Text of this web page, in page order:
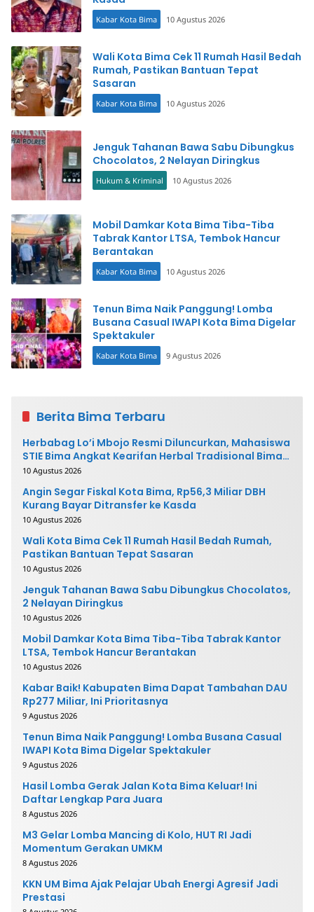
Kabar Kota Bima 10 Agustus 2026
Wali Kota Bima Cek 11 Rumah Hasil Bedah
Rumah, Pastikan Bantuan Tepat
Sasaran
Kabar Kota Bima 10 Agustus 2026
Jenguk Tahanan Bawa Sabu Dibungkus
Chocolatos, 2 Nelayan Diringkus
Hukum & Kriminal 10 Agustus 2026
Mobil Damkar Kota Bima Tiba-Tiba
Tabrak Kantor LTSA, Tembok Hancur
Berantakan
Kabar Kota Bima 10 Agustus 2026
Tenun Bima Naik Panggung! Lomba
Busana Casual IWAPI Kota Bima Digelar
Spektakuler
Kabar Kota Bima 9 Agustus 2026
Berita Bima Terbaru
Herbabag Lo’i Mbojo Resmi Diluncurkan, Mahasiswa
STIE Bima Angkat Kearifan Herbal Tradisional Bima
ke Pasar Modern
10 Agustus 2026
Angin Segar Fiskal Kota Bima, Rp56,3 Miliar DBH
Kurang Bayar Ditransfer ke Kasda
10 Agustus 2026
Wali Kota Bima Cek 11 Rumah Hasil Bedah Rumah,
Pastikan Bantuan Tepat Sasaran
10 Agustus 2026
Jenguk Tahanan Bawa Sabu Dibungkus Chocolatos,
2 Nelayan Diringkus
10 Agustus 2026
Mobil Damkar Kota Bima Tiba-Tiba Tabrak Kantor
LTSA, Tembok Hancur Berantakan
10 Agustus 2026
Kabar Baik! Kabupaten Bima Dapat Tambahan DAU
Rp277 Miliar, Ini Prioritasnya
9 Agustus 2026
Tenun Bima Naik Panggung! Lomba Busana Casual
IWAPI Kota Bima Digelar Spektakuler
9 Agustus 2026
Hasil Lomba Gerak Jalan Kota Bima Keluar! Ini
Daftar Lengkap Para Juara
8 Agustus 2026
M3 Gelar Lomba Mancing di Kolo, HUT RI Jadi
Momentum Gerakan UMKM
8 Agustus 2026
KKN UM Bima Ajak Pelajar Ubah Energi Agresif Jadi
Prestasi